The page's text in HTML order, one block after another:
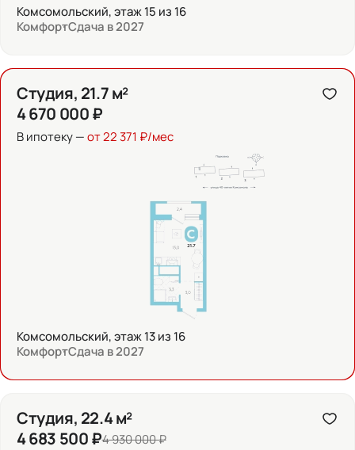
Комсомольский, этаж 15 из 16
КомфортСдача в 2027
Студия, 21.7 м²
4 670 000 ₽
В ипотеку —от 22 371 ₽/мес
Комсомольский, этаж 13 из 16
КомфортСдача в 2027
Студия, 22.4 м²
4 683 500 ₽4 930 000 ₽